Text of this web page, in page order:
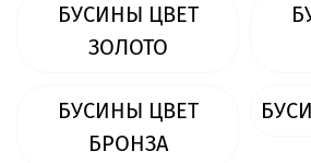
БУСИНЫ ЦВЕТ
ЗОЛОТО
БУСИНЫ ЦВЕТ
БРОНЗА